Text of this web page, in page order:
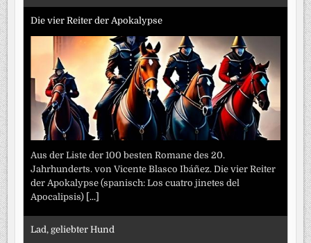
Die vier Reiter der Apokalypse
Aus der Liste der 100 besten Romane des 20.
Jahrhunderts. von Vicente Blasco Ibáñez. Die vier Reiter
der Apokalypse (spanisch: Los cuatro jinetes del
Apocalipsis) [...]
Lad, geliebter Hund